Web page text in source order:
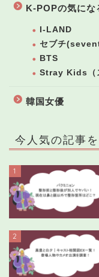
K-POPの気にな
I-LAND
セブチ
BTS
Stray Kids（
韓国女優
今人気の記事を
1
2